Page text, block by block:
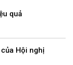
quả
Hội nghị